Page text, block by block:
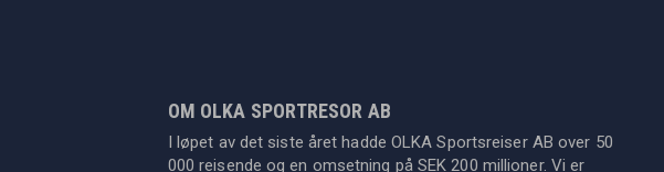
OM OLKA SPORTRESOR AB
I løpet av det siste året hadde OLKA Sportsreiser AB over 50
000 reisende og en omsetning på SEK 200 millioner. Vi er